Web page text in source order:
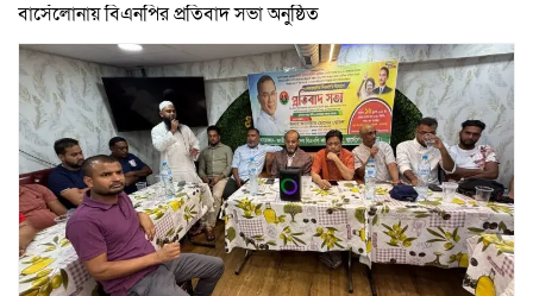
বার্সেলোনায় বিএনপির প্রতিবাদ সভা অনুষ্ঠিত